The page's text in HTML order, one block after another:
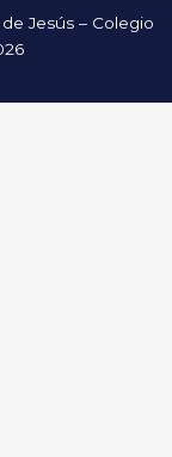
Jesús – Colegio